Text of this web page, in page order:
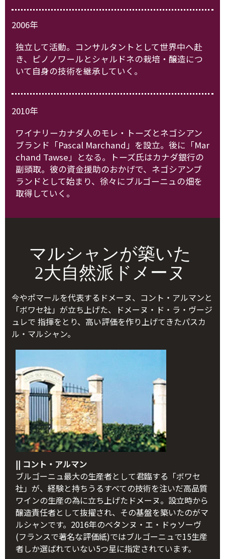
2006年
独立して活動。コンサルタントとして世界中へ赴
き、ピノノワールとシャルドネの栽培・醸造につ
いて自身の技術を継承していく。
2010年
ワイナリーカナダ人のモレ・トーズとネゴシアン
ブランド「Pascal Marchand」を設立。後に「Mar
chand Tawse」となる。トーズ氏はカナダ銀行の
副頭取。彼の資金援助のおかげで、ネゴシアンブ
ランドとして始まり、徐々にブルゴーニュの畑を
取得していく。
マルシャンが築いた
2大自然派ドメーヌ
今やポマールを代表するドメーヌ、コント・アルマンと
「ボワセ社」が立ち上げた、ドメーヌ・ド・ラ・ヴージ
ュレで 指揮をとり、高い評価を作り上げてきたパスカ
ル・マルシャン。
|| コント・アルマン
ブルゴーニュ最大の生産者として君臨する「ボワセ
社」が、経験と持ちうるすべての技術を注いだ高品質
ワインの生産の為に立ち上げたドメーヌ。設立時から
醸造責任者として抜擢され、その基盤を築いたのがマ
ルシャンです。2016年のベタンヌ・エ・ドゥソーヴ
(フランスで著名な評価紙)ではブルゴーニュで15生産
者しか選ばれていない5つ星に指定されています。